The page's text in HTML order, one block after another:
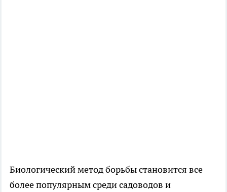
Биологический метод борьбы становится все
более популярным среди садоводов и